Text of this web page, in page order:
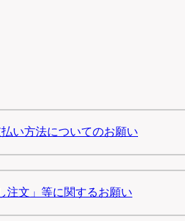
い方法についてのお願い
注文」等に関するお願い